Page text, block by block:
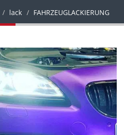
lack FAHRZEUGLACKIERUNG